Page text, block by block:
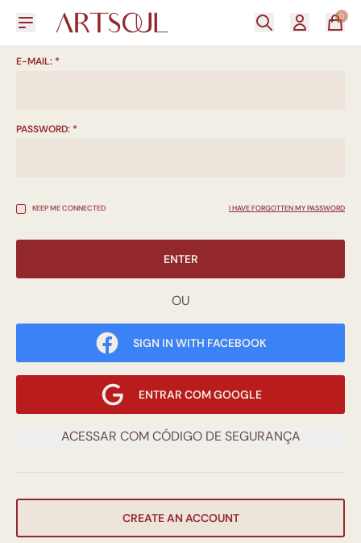
0
E-MAIL: *
PASSWORD: *
KEEP ME CONNECTED I HAVE FORGOTTEN MY PASSWORD
ENTER
OU
SIGN IN WITH FACEBOOK
ENTRAR COM GOOGLE
ACESSAR COM CÓDIGO DE SEGURANÇA
CREATE AN ACCOUNT